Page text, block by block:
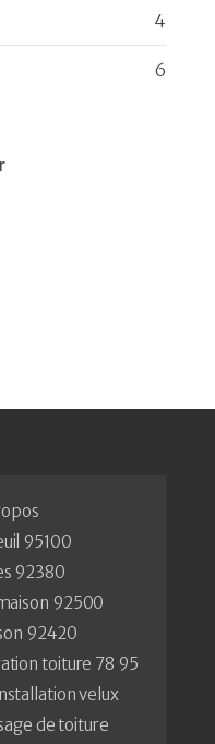
4
6
95100
92380
92500
92420
toiture 78 95
Installation velux
de toiture